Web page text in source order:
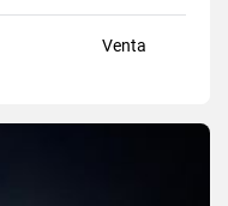
Venta